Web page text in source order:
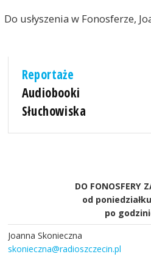
Do usłyszenia w Fonosferze,
Reportaże
Audiobooki
Słuchowiska
DO FONOSFERY
od
po
Joanna Skonieczna
skonieczna@radioszczecin.pl